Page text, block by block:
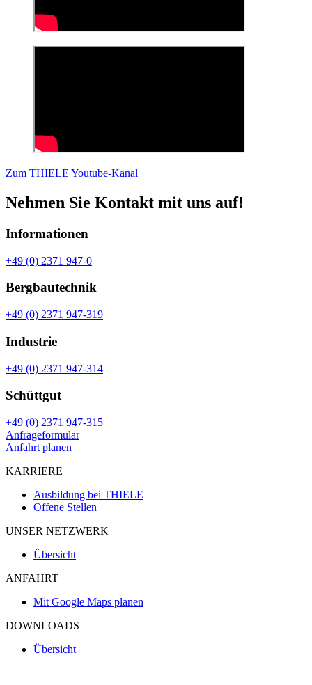
Zum THIELE Youtube-Kanal
Nehmen Sie Kontakt mit uns auf!
Informationen
+49 (0) 2371 947-0
Bergbautechnik
+49 (0) 2371 947-319
Industrie
+49 (0) 2371 947-314
Schüttgut
+49 (0) 2371 947-315
Anfrageformular
Anfahrt planen
KARRIERE
Ausbildung bei THIELE
Offene Stellen
UNSER NETZWERK
Übersicht
ANFAHRT
Mit Google Maps planen
DOWNLOADS
Übersicht